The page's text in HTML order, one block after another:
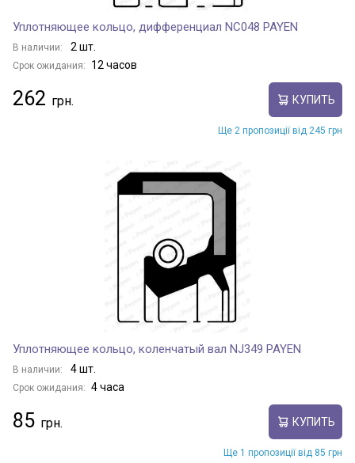
Уплотняющее кольцо, дифференциал NC048 PAYEN
В наличии: 2 шт.
Срок ожидания: 12 часов
262 КУПИТЬ
Ще 2 пропозиції від 245 грн
Уплотняющее кольцо, коленчатый вал NJ349 PAYEN
В наличии: 4 шт.
Срок ожидания: 4 часа
85 КУПИТЬ
Ще 1 пропозиції від 85 грн